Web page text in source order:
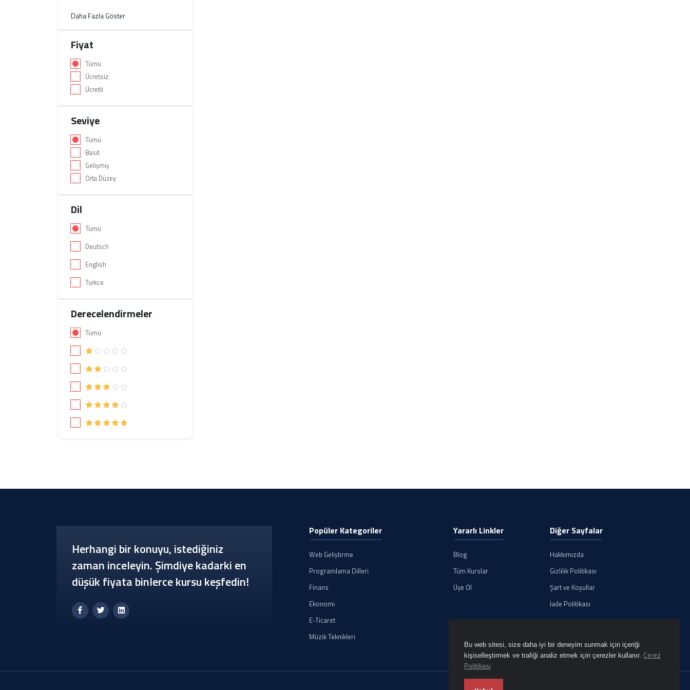
Bu web sitesi, size daha iyi bir deneyim sunmak için içeriği
kişiselleştirmek ve trafiği analiz etmek için çerezler kullanır. Çerez
Politikası
Daha Fazla Göster
Fiyat
Tümü
Ücretsiz
Ücretli
Seviye
Tümü
Basit
Gelişmiş
Orta Düzey
Dil
Tümü
Deutsch
English
Turkce
Derecelendirmeler
Tümü
Popüler Kategoriler
Web Geliştirme
Programlama Dilleri
Finans
Ekonomi
E-Ticaret
Müzik Teknikleri
Yararlı Linkler
Blog
Tüm Kurslar
Üye Ol
Diğer Sayfalar
Hakkımızda
Gizlilik Politikası
Şart ve Koşullar
İade Politikası
Herhangi bir konuyu, istediğiniz
zaman inceleyin. Şimdiye kadarki en
düşük fiyata binlerce kursu keşfedin!